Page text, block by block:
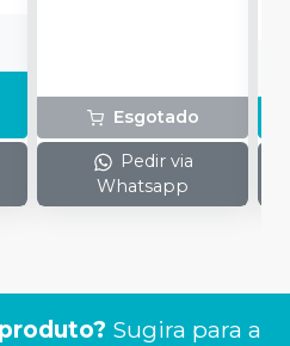
Esgotado
Pedir via
Whatsapp
Sugira para a